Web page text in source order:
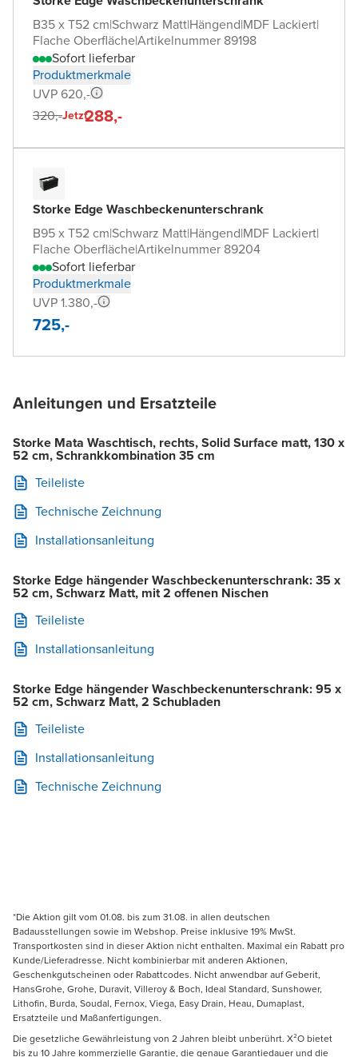
B35 x T52 cm|Schwarz Matt|Hängend|MDF Lackiert|
Flache Oberfläche|Artikelnummer 89198
Sofort lieferbar
Produktmerkmale
UVP 620,-
320,-Jetzt288,-
Storke Edge Waschbeckenunterschrank
B95 x T52 cm|Schwarz Matt|Hängend|MDF Lackiert|
Flache Oberfläche|Artikelnummer 89204
Sofort lieferbar
Produktmerkmale
UVP 1.380,-
725,-
Anleitungen und Ersatzteile
Storke Mata Waschtisch, rechts, Solid Surface matt, 130 x
52 cm, Schrankkombination 35 cm
Teileliste
Technische Zeichnung
Installationsanleitung
Storke Edge hängender Waschbeckenunterschrank: 35 x
52 cm, Schwarz Matt, mit 2 offenen Nischen
Teileliste
Installationsanleitung
Storke Edge hängender Waschbeckenunterschrank: 95 x
52 cm, Schwarz Matt, 2 Schubladen
Teileliste
Installationsanleitung
Technische Zeichnung
*Die Aktion gilt vom 01.08. bis zum 31.08. in allen deutschen
Badausstellungen sowie im Webshop. Preise inklusive 19% MwSt.
Transportkosten sind in dieser Aktion nicht enthalten. Maximal ein Rabatt pro
Kunde/Lieferadresse. Nicht kombinierbar mit anderen Aktionen,
Geschenkgutscheinen oder Rabattcodes. Nicht anwendbar auf Geberit,
HansGrohe, Grohe, Duravit, Villeroy & Boch, Ideal Standard, Sunshower,
Lithofin, Burda, Soudal, Fernox, Viega, Easy Drain, Heau, Dumaplast,
Ersatzteile und Maßanfertigungen.
Die gesetzliche Gewährleistung von 2 Jahren bleibt unberührt. X²O bietet
bis zu 10 Jahre kommerzielle Garantie, die genaue Garantiedauer und die